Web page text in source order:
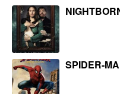
SPIDER-